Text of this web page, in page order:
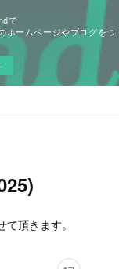
で
ホームページやブログをつ
頂きます。